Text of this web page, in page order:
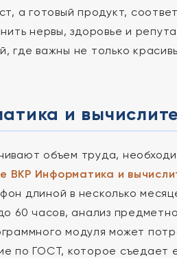
а готовый продукт,
нервы, здоровье и
где важны не только
и
объем труда,
ВКР Информатика и
длиной в несколько
60 часов, анализ
модуля может
по ГОСТ, которое съедает